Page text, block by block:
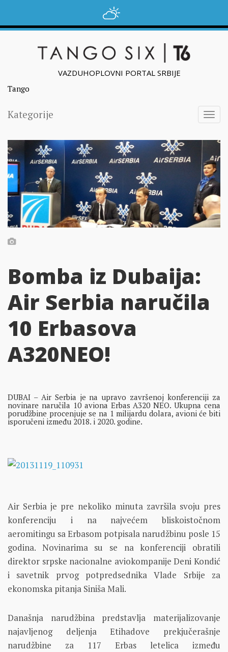
VAZDUHOPLOVNI PORTAL SRBIJE
Tango
Kategorije
Bomba iz Dubaija:
Air Serbia naručila
10 Erbasova
A320NEO!
DUBAI – Air Serbia je na upravo završenoj konferenciji za
novinare naručila 10 aviona Erbas A320 NEO. Ukupna cena
porudžbine procenjuje se na 1 milijardu dolara, avioni će biti
isporučeni između 2018. i 2020. godine.
Air Serbia je pre nekoliko minuta završila svoju pres
konferenciju i na najvećem bliskoistočnom
aeromitingu sa Erbasom potpisala narudžbinu posle 15
godina. Novinarima su se na konferenciji obratili
direktor srpske nacionalne aviokompanije Deni Kondić
i savetnik prvog potpredsednika Vlade Srbije za
ekonomska pitanja Siniša Mali.
Današnja narudžbina predstavlja materijalizovanje
najavljenog deljenja Etihadove prekjučerašnje
narudžbine za 117 Erbas letelica između